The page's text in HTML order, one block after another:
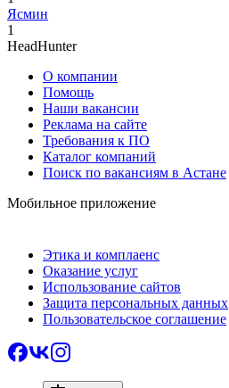
Ясмин
1
HeadHunter
О компании
Помощь
Наши вакансии
Реклама на сайте
Требования к ПО
Каталог компаний
Поиск по вакансиям в Астане
Мобильное приложение
Этика и комплаенс
Оказание услуг
Использование сайтов
Защита персональных данных
Пользовательское соглашение